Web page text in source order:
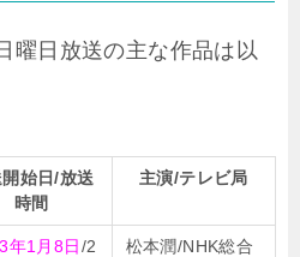
曜日放送の主な作品は以
始日/放送
時間
主演/テレビ局
年1月8日/2
松本潤/NHK総合